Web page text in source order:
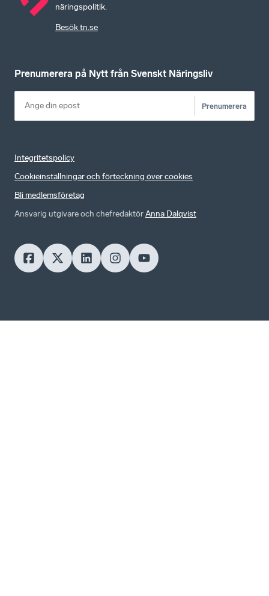
näringspolitik.
Besök tn.se
Prenumerera på Nytt från Svenskt Näringsliv
Prenumerera
Integritetspolicy
Cookieinställningar och förteckning över cookies
Bli medlemsföretag
Ansvarig utgivare och chefredaktörAnna Dalqvist